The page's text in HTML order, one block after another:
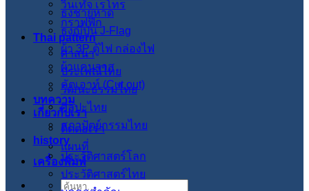
ธงชายหาด
ธงญี่ปุ่น J-Flag
ผ้า 3P ตู้ไฟ กล่องไฟ
ผ้าแคนวาส
คัตเอาท์ (Cut out)
บทความ
เกี่ยวกับเรา
ติดต่อเรา
แผนที่
เครื่องพิมพ์
ค้นหา:
วินเทจ เรโทร
กราฟฟิก
Thai pattern
ศาสนา
ประเพณีไทย
วัฒนะธรรมไทย
ศิลปะไทย
สภาปัตย์กรรมไทย
history
ประวัติศาสตร์โลก
ประวัติศาสตร์ไทย